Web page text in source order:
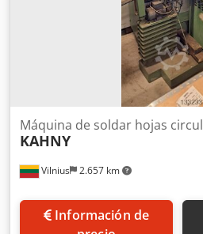
Vilnius 2.657 km
Máquina de soldar hojas
KAHNY
Información de